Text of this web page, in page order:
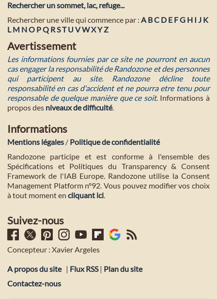
Rechercher un sommet, lac, refuge...
Rechercher une ville qui commence par : A BC D E FG H I J K
L M NO PQ RST U VWXYZ
Avertissement
Les informations fournies par ce site ne pourront en aucun
cas engager la responsabilité de Randozone et des personnes
qui participent au site. Randozone décline toute
responsabilité en cas d'accident et ne pourra etre tenu pour
responsable de quelque manière que ce soit. Informations à
propos des niveaux de difficulté.
Informations
Mentions légales / Politique de confidentialité
Randozone participe et est conforme à l'ensemble des
Spécifications et Politiques du Transparency & Consent
Framework de l'IAB Europe. Randozone utilise la Consent
Management Platform n°92. Vous pouvez modifier vos choix
à tout moment en cliquant ici.
Suivez-nous
Concepteur : Xavier Argeles
A propos du site | Flux RSS| Plan du site
Contactez-nous